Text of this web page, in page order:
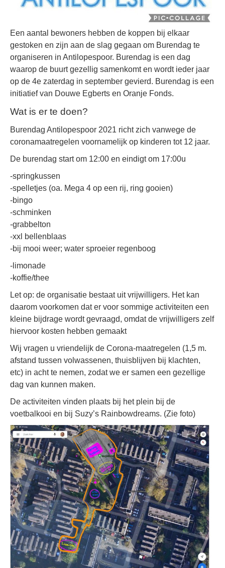
Een aantal bewoners hebben de koppen bij elkaar
gestoken en zijn aan de slag gegaan om Burendag te
organiseren in Antilopespoor. Burendag is een dag
waarop de buurt gezellig samenkomt en wordt ieder jaar
op de 4e zaterdag in september gevierd. Burendag is een
initiatief van Douwe Egberts en Oranje Fonds.
Wat is er te doen?
Burendag Antilopespoor 2021 richt zich vanwege de
coronamaatregelen voornamelijk op kinderen tot 12 jaar.
De burendag start om 12:00 en eindigt om 17:00u
-springkussen
-spelletjes (oa. Mega 4 op een rij, ring gooien)
-bingo
-schminken
-grabbelton
-xxl bellenblaas
-bij mooi weer; water sproeier regenboog
-limonade
-koffie/thee
Let op: de organisatie bestaat uit vrijwilligers. Het kan
daarom voorkomen dat er voor sommige activiteiten een
kleine bijdrage wordt gevraagd, omdat de vrijwilligers zelf
hiervoor kosten hebben gemaakt
Wij vragen u vriendelijk de Corona-maatregelen (1,5 m.
afstand tussen volwassenen, thuisblijven bij klachten,
etc) in acht te nemen, zodat we er samen een gezellige
dag van kunnen maken.
De activiteiten vinden plaats bij het plein bij de
voetbalkooi en bij Suzy’s Rainbowdreams. (Zie foto)